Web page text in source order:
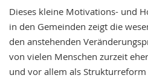
Dieses kleine Motivations- und
in den Gemeinden zeigt die
den anstehenden
von vielen Menschen zurzeit
und vor allem als